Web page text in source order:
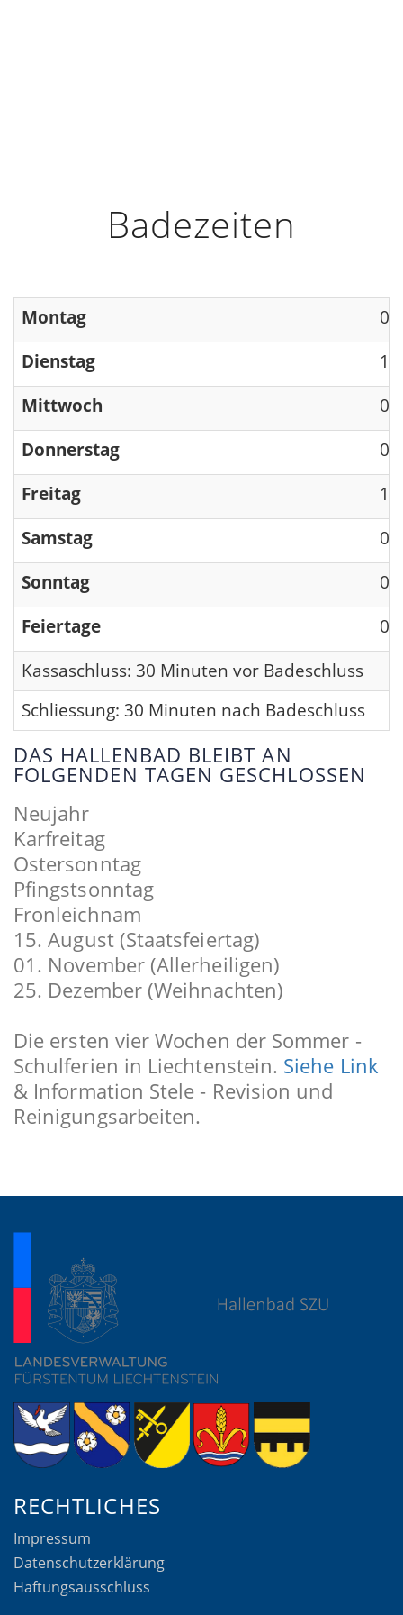
Badezeiten
Montag
Dienstag
Mittwoch
Donnerstag
Freitag
Samstag
Sonntag
Feiertage
Kassaschluss: 30 Minuten vor Badeschluss
Schliessung: 30 Minuten nach Badeschluss
DAS HALLENBAD BLEIBT AN
FOLGENDEN TAGEN GESCHLOSSEN
Neujahr
Karfreitag
Ostersonntag
Pfingstsonntag
Fronleichnam
15. August (Staatsfeiertag)
01. November (Allerheiligen)
25. Dezember (Weihnachten)
Die ersten vier Wochen der Sommer -
Schulferien in Liechtenstein. Siehe Link
& Information Stele - Revision und
Reinigungsarbeiten.
RECHTLICHES
Impressum
Datenschutzerklärung
Haftungsausschluss